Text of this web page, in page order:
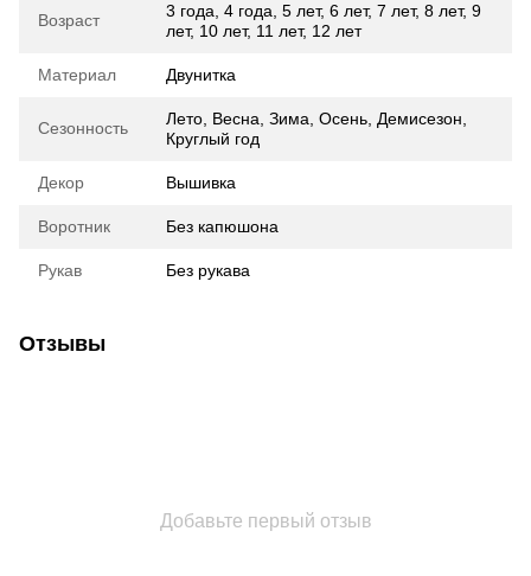
Возраст 3 года 4 года 5 лет, 6 лет, 7 лет, 8 лет, 9
лет, 10 лет, 11 лет, 12 лет
Материал Двунитка
Сезонность Лето Весна Зима Осень Демисезон
Круглый год
Декор Вышивка
Воротник Без капюшона
Рукав Без рукава
Отзывы
Добавьте первый отзыв